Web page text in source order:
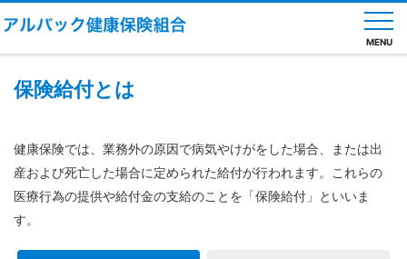
MENU
保
の
く
み
健
保険給付とは
健康保険では、業務外の原因で病気やけがをした場合、または出
産および死亡した場合に定められた給付が行われます。これらの
医療行為の提供や給付金の支給のことを「保険給付」といいま
す。